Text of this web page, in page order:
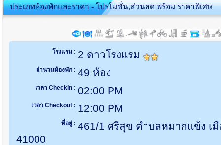
ประเภทห้องพักและราคา - โปรโมชั่น,ส่วนลด พร้อม ราคาพิเศษ
โรงแรม : 2 ดาวโรงแรม
จำนวนห้องพัก : 49 ห้อง
เวลา Checkin : 02:00 PM
เวลา Checkout : 12:00 PM
ที่อยู่ : 461/1 ศรีสุข ตำบลหมากแข้ง เ
41000